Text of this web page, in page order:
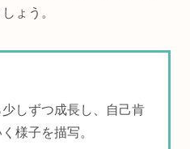
ょう。
しずつ成長し、自己肯
様子を描写。